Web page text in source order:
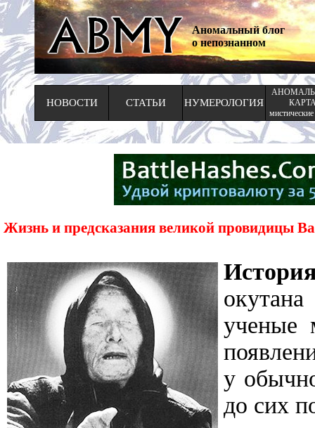
Аномальный блог
о непознанном
НОВОСТИ СТАТЬИ НУМЕРОЛОГИЯ
Жизнь и предсказания великой провидицы
ученые
у
до сих